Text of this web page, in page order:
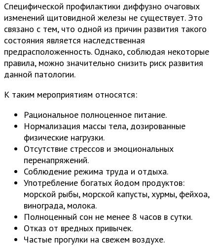
Специфической профилактики диффузно очаговых
изменений щитовидной железы не существует. Это
связано с тем, что одной из причин развития такого
состояния является наследственная
предрасположенность. Однако, соблюдая некоторые
правила, можно значительно снизить риск развития
данной патологии.
К таким мероприятиям относятся:
Рациональное полноценное питание.
Нормализация массы тела, дозированные
физические нагрузки.
Отсутствие стрессов и эмоциональных
перенапряжений.
Соблюдение режима труда и отдыха.
Употребление богатых йодом продуктов:
морской рыбы, морской капусты, хурмы, фейхоа,
винограда, молока.
Полноценный сон не менее 8 часов в сутки.
Отказ от вредных привычек.
Частые прогулки на свежем воздухе.